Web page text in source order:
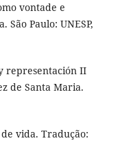
vontade e
Paulo: UNESP,
y representación II
de Santa Maria.
de vida. Tradução: